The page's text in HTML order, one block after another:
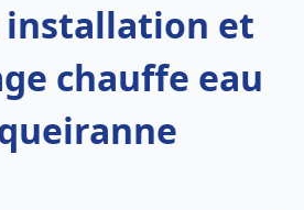
installation et
chauffe eau